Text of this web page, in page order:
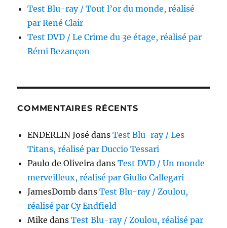
Test Blu-ray / Tout l’or du monde, réalisé
par René Clair
Test DVD / Le Crime du 3e étage, réalisé par
Rémi Bezançon
COMMENTAIRES RÉCENTS
ENDERLIN José dansTest Blu-ray / Les
Titans, réalisé par Duccio Tessari
Paulo de Oliveira dansTest DVD / Un monde
merveilleux, réalisé par Giulio Callegari
JamesDomb dansTest Blu-ray / Zoulou,
réalisé par Cy Endfield
Mike dansTest Blu-ray / Zoulou, réalisé par